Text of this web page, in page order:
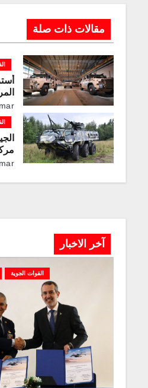
مقالات ذات صلة
آخر الاخبار
القوات الجوية